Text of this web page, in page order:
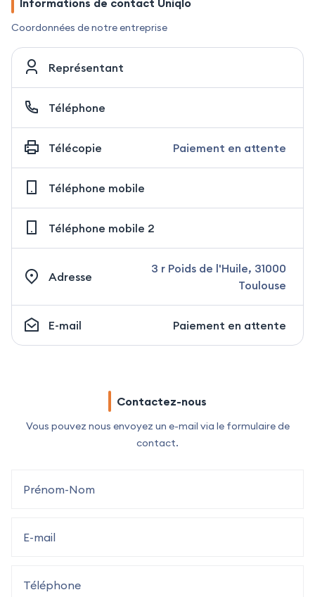
Informations de contact Uniqlo
Coordonnées de notre entreprise
Représentant
Téléphone
Télécopie Paiement en attente
Téléphone mobile
Téléphone mobile 2
Adresse
3 r Poids de l'Huile, 31000
Toulouse
E-mail Paiement en attente
Contactez-nous
Vous pouvez nous envoyez un e-mail via le formulaire de
contact.